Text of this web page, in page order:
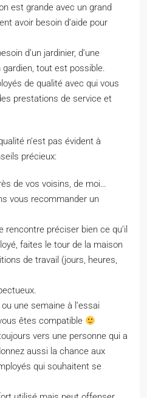
est grande avec un grand
avoir besoin d’aide pour
d’un jardinier, d’une
gardien, tout est possible.
de qualité avec qui vous
prestations de service et
n’est pas évident à
précieux:
de vos voisins, de moi…
vous recommander un
rencontre préciser bien ce qu’il
faites le tour de la maison
de travail (jours, heures,
une semaine à l’essai
êtes compatible
vers une personne qui a
aussi la chance aux
qui souhaitent se